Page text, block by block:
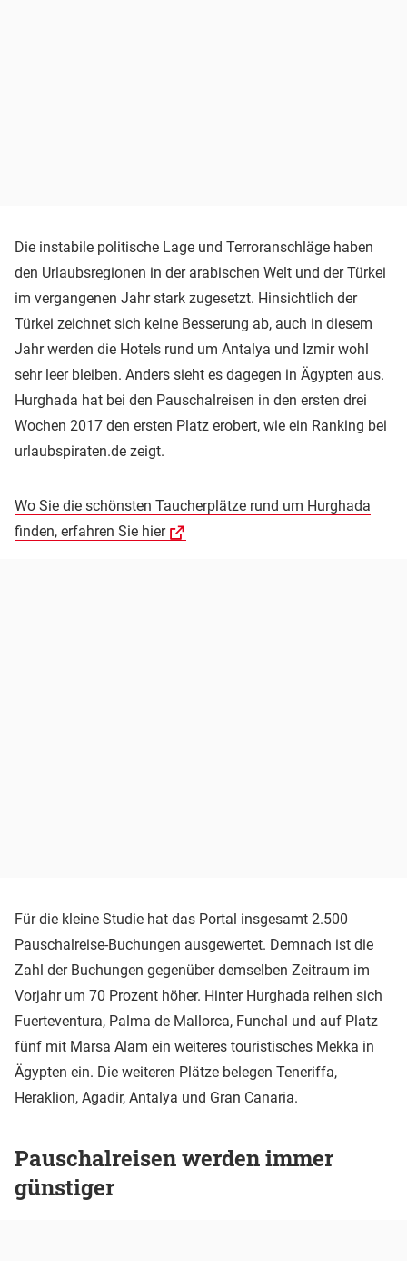
Die instabile politische Lage und Terroranschläge haben
den Urlaubsregionen in der arabischen Welt und der Türkei
im vergangenen Jahr stark zugesetzt. Hinsichtlich der
Türkei zeichnet sich keine Besserung ab, auch in diesem
Jahr werden die Hotels rund um Antalya und Izmir wohl
sehr leer bleiben. Anders sieht es dagegen in Ägypten aus.
Hurghada hat bei den Pauschalreisen in den ersten drei
Wochen 2017 den ersten Platz erobert, wie ein Ranking bei
urlaubspiraten.de zeigt.
Wo Sie die schönsten Taucherplätze rund um Hurghada
finden, erfahren Sie hier
Für die kleine Studie hat das Portal insgesamt 2.500
Pauschalreise-Buchungen ausgewertet. Demnach ist die
Zahl der Buchungen gegenüber demselben Zeitraum im
Vorjahr um 70 Prozent höher. Hinter Hurghada reihen sich
Fuerteventura, Palma de Mallorca, Funchal und auf Platz
fünf mit Marsa Alam ein weiteres touristisches Mekka in
Ägypten ein. Die weiteren Plätze belegen Teneriffa,
Heraklion, Agadir, Antalya und Gran Canaria.
Pauschalreisen werden immer
günstiger